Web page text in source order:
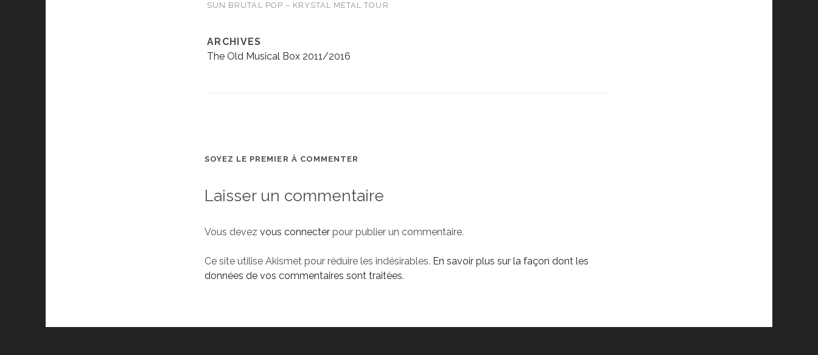
SUN BRUTAL POP – KRYSTAL METAL TOUR
ARCHIVES
The Old Musical Box 2011/2016
SOYEZ LE PREMIER À COMMENTER
Laisser un commentaire
Vous devez vous connecterpour publier un commentaire.
Ce site utilise Akismet pour réduire les indésirables. En savoir plus sur la façon dont les
données de vos commentaires sont traitées.